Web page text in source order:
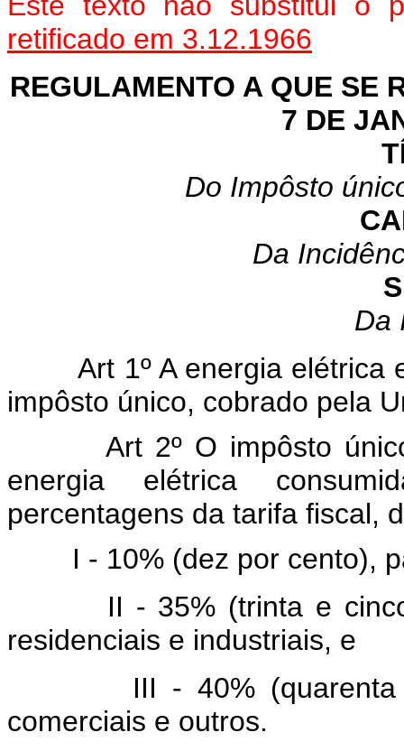
retificado em 3.12.1966
REGULAMENTO A QUE SE
7 DE
Do Impôsto
Da
Da
Art 1º A energia elétrica
impôsto único, cobrado pela
Art 2º O impôsto
energia elétrica
percentagens da tarifa fiscal,
I - 10% (dez por cento),
II - 35% (trinta e cinco
residenciais e industriais, e
III - 40% (quarenta
comerciais e outros.